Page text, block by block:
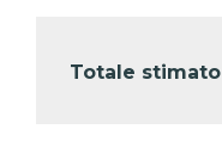
Totale stimato